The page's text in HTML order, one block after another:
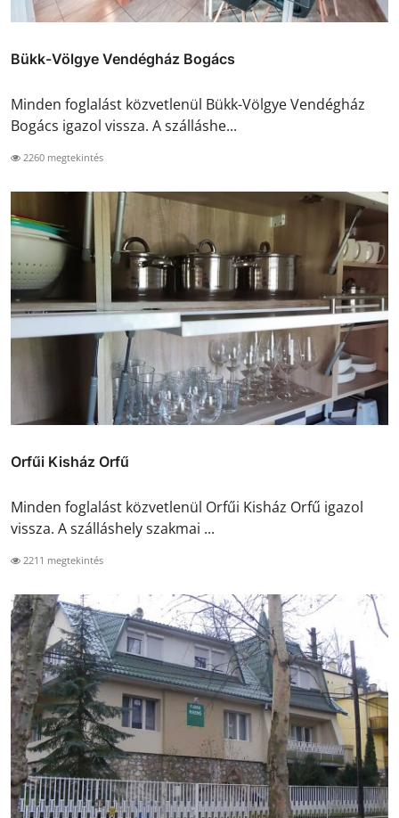
Bükk-Völgye Vendégház Bogács
Minden foglalást közvetlenül Bükk-Völgye Vendégház
Bogács igazol vissza. A szálláshe...
2260 megtekintés
Orfűi Kisház Orfű
Minden foglalást közvetlenül Orfűi Kisház Orfű igazol
vissza. A szálláshely szakmai ...
2211 megtekintés